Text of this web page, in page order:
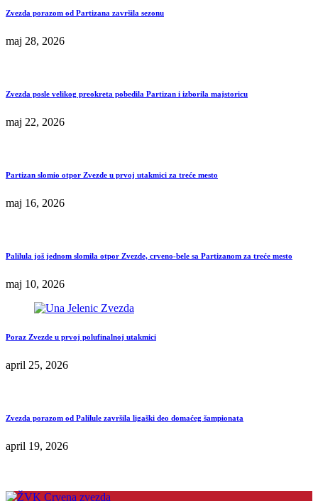
Zvezda porazom od Partizana završila sezonu
maj 28, 2026
Zvezda posle velikog preokreta pobedila Partizan i izborila majstoricu
maj 22, 2026
Partizan slomio otpor Zvezde u prvoj utakmici za treće mesto
maj 16, 2026
Palilula još jednom slomila otpor Zvezde, crveno-bele sa Partizanom za treće mesto
maj 10, 2026
Poraz Zvezde u prvoj polufinalnoj utakmici
april 25, 2026
Zvezda porazom od Palilule završila ligaški deo domaćeg šampionata
april 19, 2026